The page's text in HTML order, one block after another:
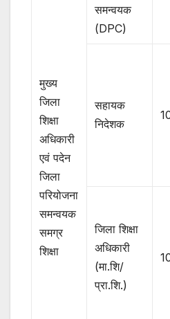
मुख्य
जिला
शिक्षा
अधिकारी
एवं पदेन
जिला
परियोजना
समन्वयक
समग्र
शिक्षा
समन्वयक
(DPC)
सहायक
निदेशक
जिला शिक्षा
अधिकारी
(मा.शि/
प्रा.शि.)